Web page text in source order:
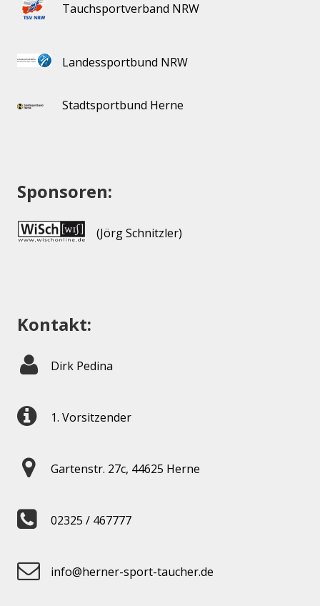
Tauchsportverband NRW
Landessportbund NRW
Stadtsportbund Herne
Sponsoren:
(Jörg Schnitzler)
Kontakt:
Dirk Pedina
1. Vorsitzender
Gartenstr. 27c, 44625 Herne
02325 / 467777
info@herner-sport-taucher.de